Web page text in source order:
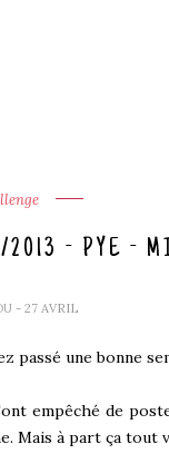
2013 - PYE -
- 27 AVRIL
passé une bonne
empêché de
Mais à part ça tout